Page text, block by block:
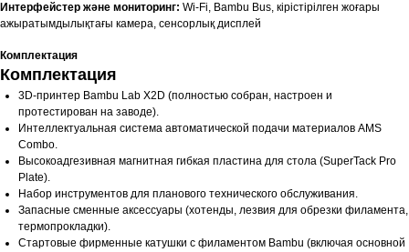
Интерфейстер және мониторинг: Wi-Fi, Bambu Bus, кірістірілген жоғары
ажыратымдылықтағы камера, сенсорлық дисплей
Комплектация
Комплектация
3D-принтер Bambu Lab X2D (полностью собран, настроен и
протестирован на заводе).
Интеллектуальная система автоматической подачи материалов AMS
Combo.
Высокоадгезивная магнитная гибкая пластина для стола (SuperTack Pro
Plate).
Набор инструментов для планового технического обслуживания.
Запасные сменные аксессуары (хотенды, лезвия для обрезки филамента,
термопрокладки).
Стартовые фирменные катушки с филаментом Bambu (включая основной